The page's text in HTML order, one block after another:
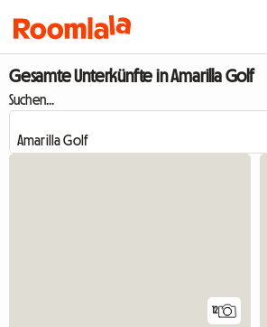
Gesamte Unterkünfte in Amarilla Golf
Suchen...
12